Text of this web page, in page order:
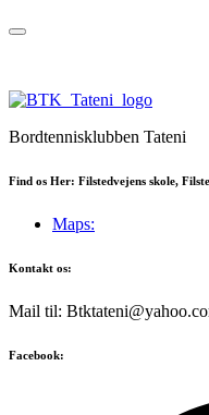
Bordtennisklubben Tateni
Find os Her: Filstedvejens skole,
Maps:
Kontakt os:
Mail til:
Facebook: